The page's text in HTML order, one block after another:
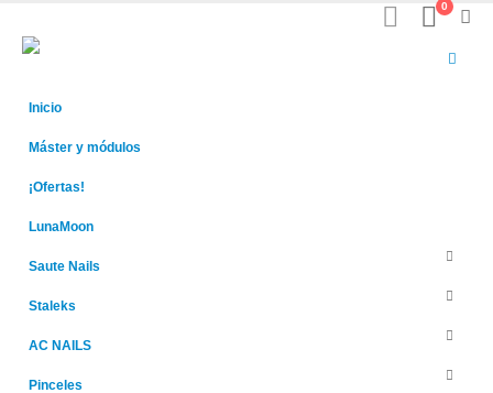
0
Inicio
Máster y módulos
¡Ofertas!
LunaMoon
Saute Nails
Staleks
AC NAILS
Pinceles